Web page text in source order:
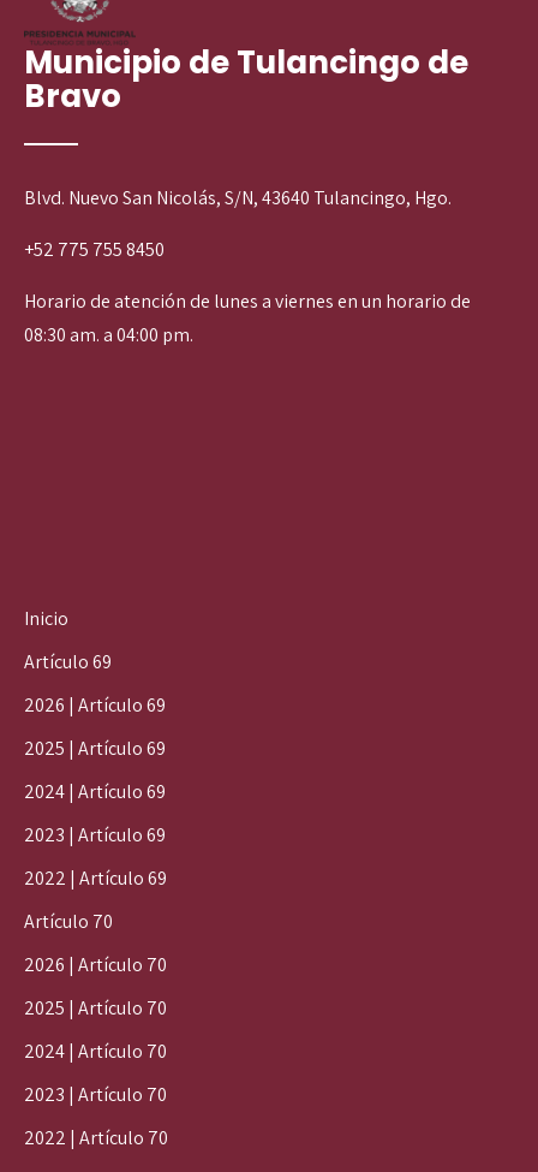
Municipio de Tulancingo de
Bravo
Blvd. Nuevo San Nicolás, S/N, 43640 Tulancingo, Hgo.
+52 775 755 8450
Horario de atención de lunes a viernes en un horario de
08:30 am. a 04:00 pm.
Inicio
Artículo 69
2026 | Artículo 69
2025 | Artículo 69
2024 | Artículo 69
2023 | Artículo 69
2022 | Artículo 69
Artículo 70
2026 | Artículo 70
2025 | Artículo 70
2024 | Artículo 70
2023 | Artículo 70
2022 | Artículo 70